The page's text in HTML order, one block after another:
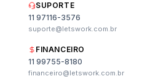
SUPORTE
11 97116-3576
suporte@letswork.com.br
FINANCEIRO
11 99755-8180
financeiro@letswork.com.br
Vendas